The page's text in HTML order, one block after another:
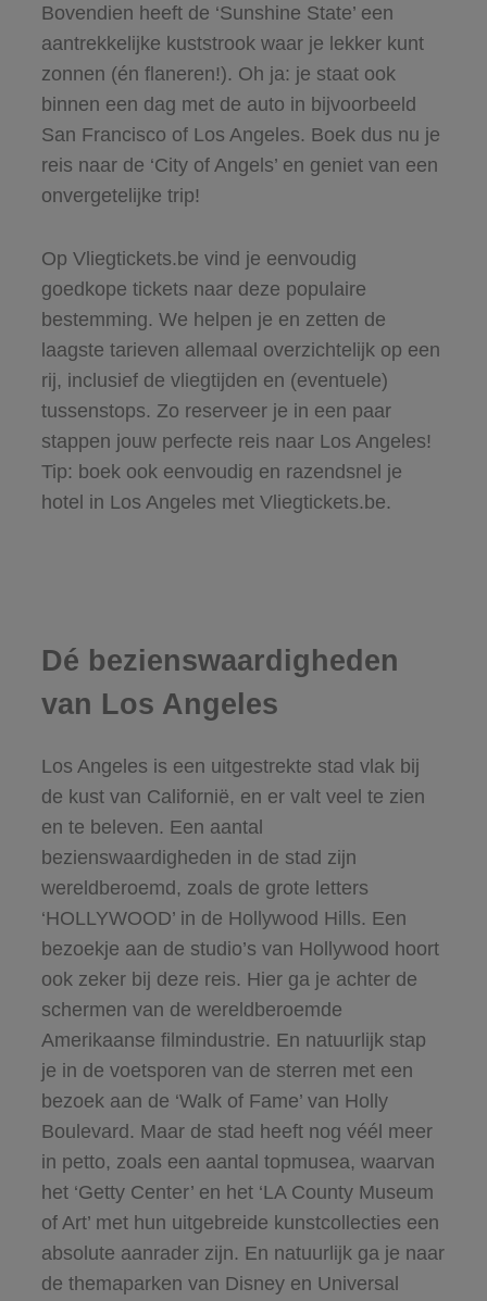
Bovendien heeft de ‘Sunshine State’ een
aantrekkelijke kuststrook waar je lekker kunt
zonnen (én flaneren!). Oh ja: je staat ook
binnen een dag met de auto in bijvoorbeeld
San Francisco of Los Angeles. Boek dus nu je
reis naar de ‘City of Angels’ en geniet van een
onvergetelijke trip!
Op Vliegtickets.be vind je eenvoudig
goedkope tickets naar deze populaire
bestemming. We helpen je en zetten de
laagste tarieven allemaal overzichtelijk op een
rij, inclusief de vliegtijden en (eventuele)
tussenstops. Zo reserveer je in een paar
stappen jouw perfecte reis naar Los Angeles!
Tip: boek ook eenvoudig en razendsnel je
hotel in Los Angeles met Vliegtickets.be.
Dé bezienswaardigheden
van Los Angeles
Los Angeles is een uitgestrekte stad vlak bij
de kust van Californië, en er valt veel te zien
en te beleven. Een aantal
bezienswaardigheden in de stad zijn
wereldberoemd, zoals de grote letters
‘HOLLYWOOD’ in de Hollywood Hills. Een
bezoekje aan de studio’s van Hollywood hoort
ook zeker bij deze reis. Hier ga je achter de
schermen van de wereldberoemde
Amerikaanse filmindustrie. En natuurlijk stap
je in de voetsporen van de sterren met een
bezoek aan de ‘Walk of Fame’ van Holly
Boulevard. Maar de stad heeft nog véél meer
in petto, zoals een aantal topmusea, waarvan
het ‘Getty Center’ en het ‘LA County Museum
of Art’ met hun uitgebreide kunstcollecties een
absolute aanrader zijn. En natuurlijk ga je naar
de themaparken van Disney en Universal